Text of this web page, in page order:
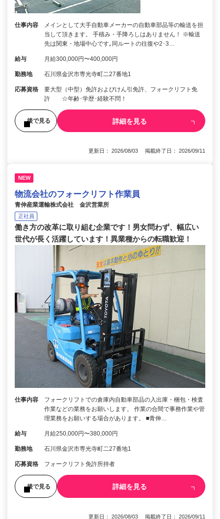
仕事内容
メインとして大手自動車メーカーの自動車部品等の輸送を担
当して頂きます。 手積み・手降ろしはありません！ ※輸送
先は関東・地場中心です｡同ルートの往復や2･3…
給与 月給300,000円〜400,000円
勤務地 石川県金沢市専光寺町二27番地1
応募資格
要大型（中型）免許およびけん引免許、フォークリフト免
許 ☆年齢･学歴･経験不問！
後で見る 詳細を見る
更新日： 2026/08/03 掲載終了日： 2026/09/11
NEW
物流会社のフォークリフト作業員
青伸産業運輸株式会社 金沢営業所
正社員
働き方の改革に取り組む企業です！男女問わず、幅広い
世代が長く活躍しています！異業種からの転職歓迎！
仕事内容
フォークリフトでの倉庫内自動車部品の入出庫・梱包・検査
作業などの業務をお願いします。 作業の合間で事務作業や管
理業務をお願いする場合があります。 ■青伸…
給与 月給250,000円〜380,000円
勤務地 石川県金沢市専光寺町二27番地1
応募資格 フォークリフト免許所持者
後で見る 詳細を見る
更新日： 2026/08/03 掲載終了日： 2026/09/11